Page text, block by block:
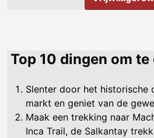
Top 10 dingen om
Slenter door het historische
markt en geniet van de
Maak een trekking naar
Inca Trail, de Salkantay